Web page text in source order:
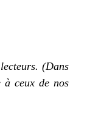
(Dans
à ceux de nos